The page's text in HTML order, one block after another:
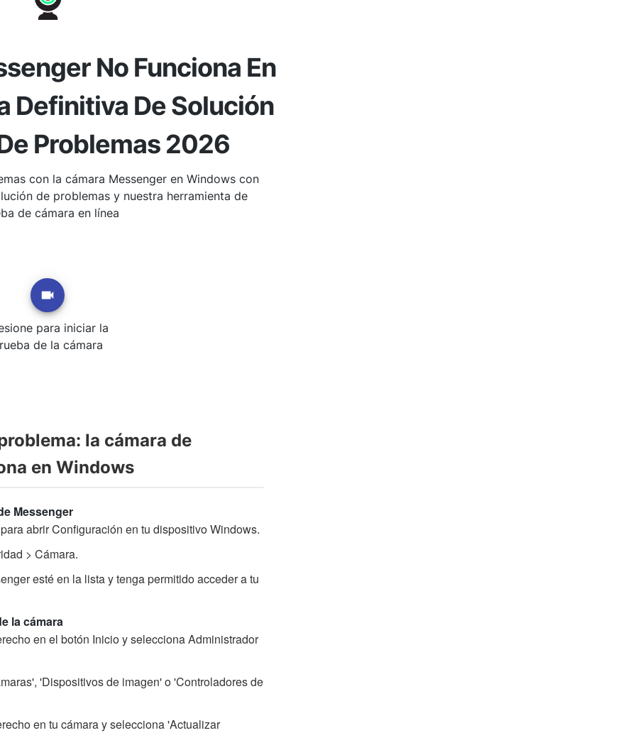
No Funciona En
Definitiva De Solución
Problemas 2026
con la cámara Messenger en Windows con
de problemas y nuestra herramienta de
de cámara en línea
para iniciar la
de la cámara
la cámara de
en Windows
Messenger
para abrir Configuración en tu dispositivo Windows.
> Cámara.
esté en la lista y tenga permitido acceder a tu
la cámara
en el botón Inicio y selecciona Administrador
'Dispositivos de imagen' o 'Controladores de
en tu cámara y selecciona 'Actualizar